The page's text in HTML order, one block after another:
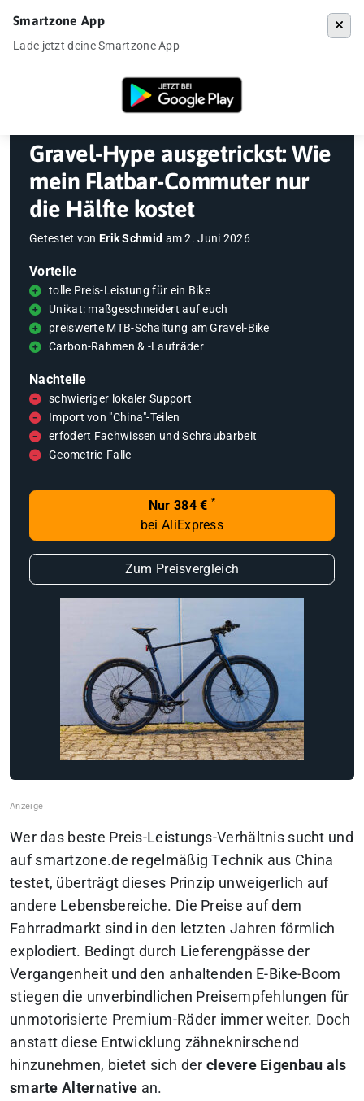
»Fahrrad»Gravel-Hype ausgetrickst: Wie mein
Gravel-Hype ausgetrickst: Wie
mein Flatbar-Commuter nur
die Hälfte kostet
Getestet von Erik Schmid am2. Juni 2026
Vorteile
tolle Preis-Leistung für ein Bike
Unikat: maßgeschneidert auf euch
preiswerte MTB-Schaltung am Gravel-Bike
Carbon-Rahmen & -Laufräder
Nachteile
schwieriger lokaler Support
Import von "China"-Teilen
erfodert Fachwissen und Schraubarbeit
Geometrie-Falle
Nur 384 € *
bei AliExpress
Zum Preisvergleich
Wer das beste Preis-Leistungs-Verhältnis sucht und
auf smartzone.de regelmäßig Technik aus China
testet, überträgt dieses Prinzip unweigerlich auf
andere Lebensbereiche. Die Preise auf dem
Fahrradmarkt sind in den letzten Jahren förmlich
explodiert. Bedingt durch Lieferengpässe der
Vergangenheit und den anhaltenden E-Bike-Boom
stiegen die unverbindlichen Preisempfehlungen für
unmotorisierte Premium-Räder immer weiter. Doch
anstatt diese Entwicklung zähneknirschend
hinzunehmen, bietet sich der clevere Eigenbau als
smarte Alternative an.
Smartzone App
Lade jetzt deine Smartzone App